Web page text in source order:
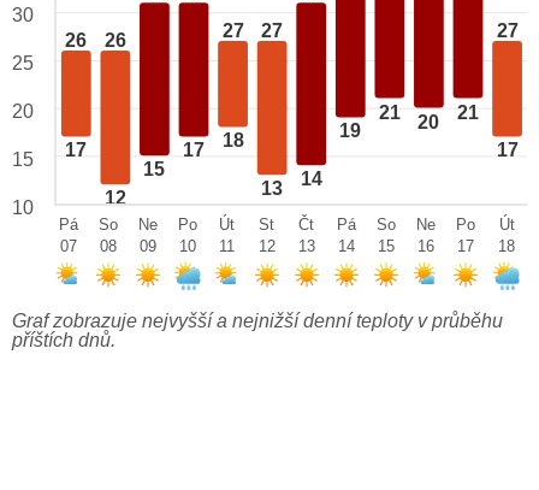
26
17
26
12
15
17
27
18
27
13 14
19
21 20 21
27
17
30
25
20
15
10
Pá
07
So
08
Ne
09
Po
10
Út
11
St
12
Čt
13
Pá
14
So
15
Ne
16
Po
17
Út
18
Graf zobrazuje nejvyšší a nejnižší denní teploty v průběhu
příštích dnů.